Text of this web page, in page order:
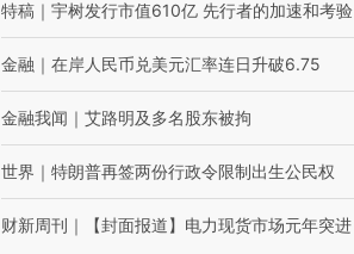
特稿 ｜ 宇树发行市值610亿 先行者的加速和考验
金融 ｜ 在岸人民币兑美元汇率连日升破6.75
金融我闻 ｜ 艾路明及多名股东被拘
世界 ｜ 特朗普再签两份行政令限制出生公民权
财新周刊 ｜ 【封面报道】电力现货市场元年突进